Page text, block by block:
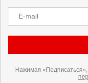
E-mail
Нажимая